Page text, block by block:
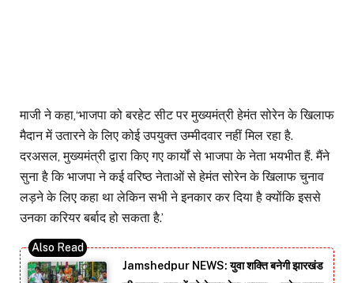
माजी ने कहा,‘भाजपा को बरहेट सीट पर मुख्यमंत्री हेमंत सोरेन के खिलाफ
मैदान में उतारने के लिए कोई उपयुक्त उम्मीदवार नहीं मिल रहा है.
दरअसल, मुख्यमंत्री द्वारा किए गए कार्यों से भाजपा के नेता भयभीत हैं. मैंने
सुना है कि भाजपा ने कई वरिष्ठ नेताओं से हेमंत सोरेन के खिलाफ चुनाव
लड़ने के लिए कहा था लेकिन सभी ने इनकार कर दिया है क्योंकि इससे
उनका करियर बर्बाद हो सकता है.’
Jamshedpur NEWS: युवा शक्ति बनेगी झारखंड